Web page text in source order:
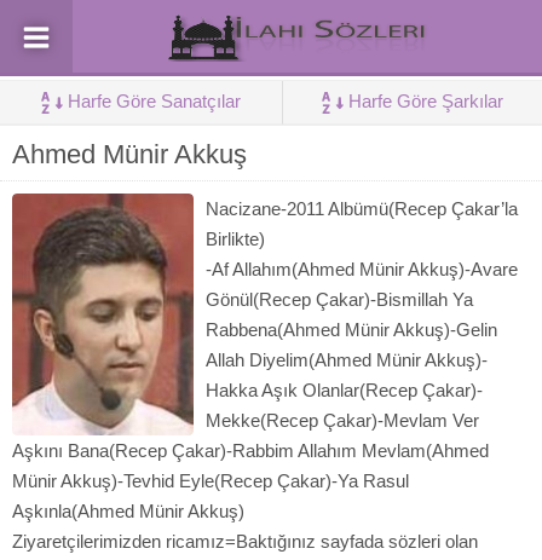
Harfe Göre Sanatçılar Harfe Göre Şarkılar
Ahmed Münir Akkuş
Nacizane-2011 Albümü(Recep Çakar’la
Birlikte)
-Af Allahım(Ahmed Münir Akkuş)-Avare
Gönül(Recep Çakar)-Bismillah Ya
Rabbena(Ahmed Münir Akkuş)-Gelin
Allah Diyelim(Ahmed Münir Akkuş)-
Hakka Aşık Olanlar(Recep Çakar)-
Mekke(Recep Çakar)-Mevlam Ver
Aşkını Bana(Recep Çakar)-Rabbim Allahım Mevlam(Ahmed
Münir Akkuş)-Tevhid Eyle(Recep Çakar)-Ya Rasul
Aşkınla(Ahmed Münir Akkuş)
Ziyaretçilerimizden ricamız=Baktığınız sayfada sözleri olan